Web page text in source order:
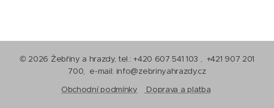
© 2026 Žebřiny a hrazdy, tel.: +420 607 541 103 , +421 907 201
700, e-mail: info@zebrinyahrazdy.cz
Obchodní podmínky
Doprava a platba